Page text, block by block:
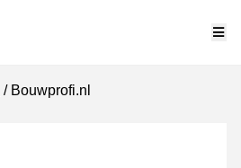
Bouwprofi.nl